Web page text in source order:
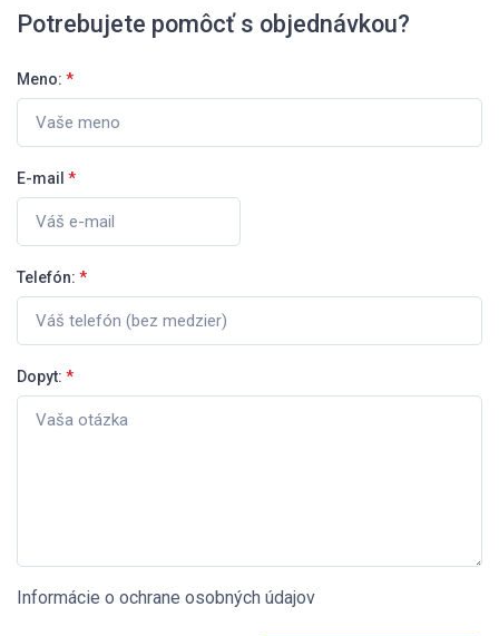
Potrebujete pomôcť s objednávkou?
Meno: *
E-mail *
Telefón: *
Dopyt: *
Informácie o ochrane osobných údajov